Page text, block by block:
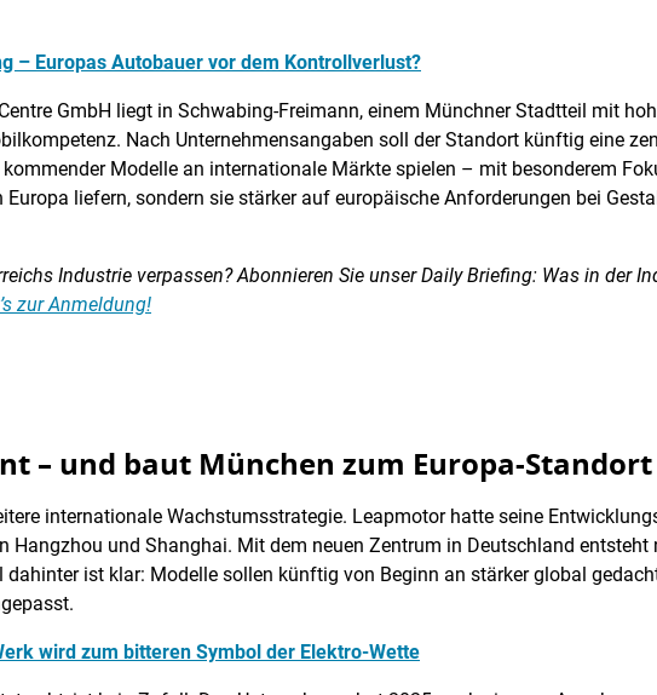
– Europas Autobauer vor dem Kontrollverlust?
GmbH liegt in Schwabing-Freimann, einem Münchner Stadtteil mit
Nach Unternehmensangaben soll der Standort künftig eine
Modelle an internationale Märkte spielen – mit besonderem
liefern, sondern sie stärker auf europäische Anforderungen bei
Industrie verpassen? Abonnieren Sie unser Daily Briefing: Was in der
zur Anmeldung!
– und baut München zum Europa-
internationale Wachstumsstrategie. Leapmotor hatte seine
Hangzhou und Shanghai. Mit dem neuen Zentrum in Deutschland entsteht
ist klar: Modelle sollen künftig von Beginn an stärker global
wird zum bitteren Symbol der Elektro-Wette